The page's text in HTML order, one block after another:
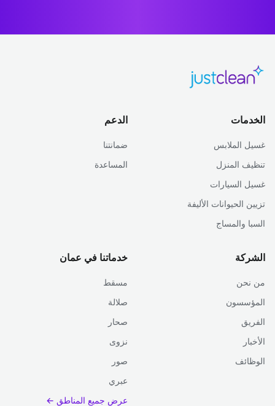
الخدمات
غسيل الملابس
تنظيف المنزل
غسيل السيارات
تزيين الحيوانات الأليفة
السبا والمساج
الدعم
ضمانتنا
المساعدة
الشركة
من نحن
المؤسسون
الفريق
الأخبار
الوظائف
خدماتنا في عمان
مسقط
صلالة
صحار
نزوى
صور
عبري
عرض جميع المناطق ←